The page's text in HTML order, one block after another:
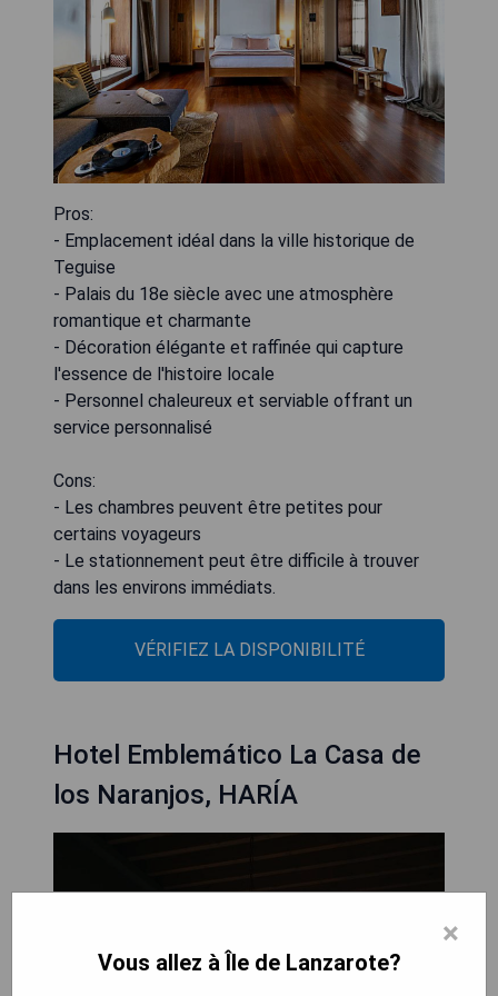
Pros:
- Emplacement idéal dans la ville historique de
Teguise
- Palais du 18e siècle avec une atmosphère
romantique et charmante
- Décoration élégante et raffinée qui capture
l'essence de l'histoire locale
- Personnel chaleureux et serviable offrant un
service personnalisé
Cons:
- Les chambres peuvent être petites pour
certains voyageurs
- Le stationnement peut être difficile à trouver
dans les environs immédiats.
VÉRIFIEZ LA DISPONIBILITÉ
Hotel Emblemático La Casa de
los Naranjos, HARÍA
×
Vous allez à Île de Lanzarote?